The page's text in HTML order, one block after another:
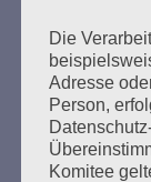
sich…
Die
Adresse
Person,
Komitee